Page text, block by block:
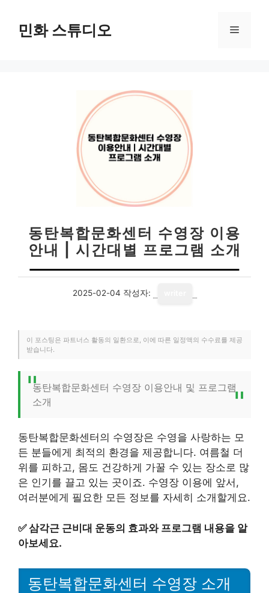
민화 스튜디오 메
동탄복합문화센터 수영장 이용
안내 | 시간대별 프로그램 소개
2025-02-04 작성자:
이 포스팅은 파트너스 활동의 일환으로, 이에 따른 일정액의 수수료를 제공
받습니다.
동탄복합문화센터 수영장 이용안내 및 프로그램
소개
동탄복합문화센터의 수영장은 수영을 사랑하는 모
든 분들에게 최적의 환경을 제공합니다. 여름철 더
위를 피하고, 몸도 건강하게 가꿀 수 있는 장소로 많
은 인기를 끌고 있는 곳이죠. 수영장 이용에 앞서,
여러분에게 필요한 모든 정보를 자세히 소개할게요.
✅삼각근 근비대 운동의 효과와 프로그램 내용을 알
아보세요.
동탄복합문화센터 수영장 소개